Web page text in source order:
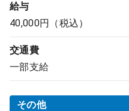
給与
40,000円（税込）
交通費
一部支給
その他